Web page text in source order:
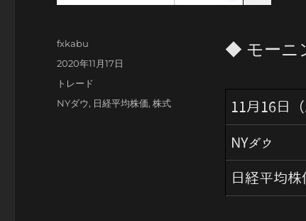
◆ モーニ
11月16日（
NYダウ
日経平均株
投
稿
fxkabu
投
稿
2020年11月17日
カ
トレード
タ
NYダウ, 日経平均株価,株式